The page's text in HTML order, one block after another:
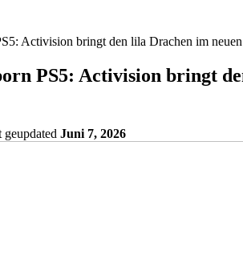
Activision bringt den lila Drachen im
PS5: Activision bringt
geupdated Juni 7, 2026